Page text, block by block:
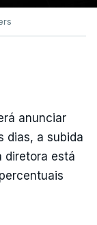
anunciar
dias, a subida
diretora está